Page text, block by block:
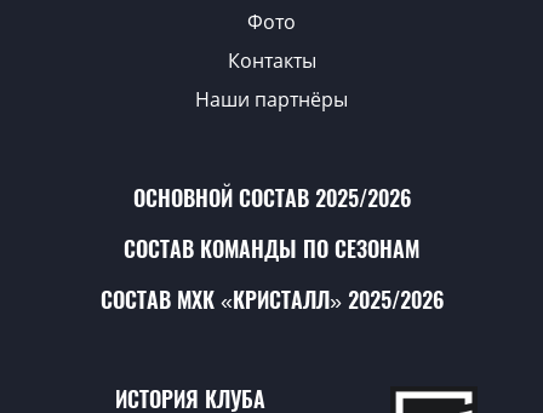
Фото
Контакты
Наши партнёры
ОСНОВНОЙ СОСТАВ 2025/2026
СОСТАВ КОМАНДЫ ПО СЕЗОНАМ
СОСТАВ МХК «КРИСТАЛЛ» 2025/2026
ИСТОРИЯ КЛУБА